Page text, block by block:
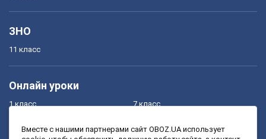
ЗНО
11 класс
Онлайн уроки
1 класс 7 класс
Вместе с нашими партнерами сайт OBOZ.UA использует